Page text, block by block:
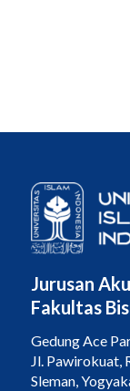
Jurusan
Fakultas
Gedung Ace
Jl. Pawirokuat,
Sleman,